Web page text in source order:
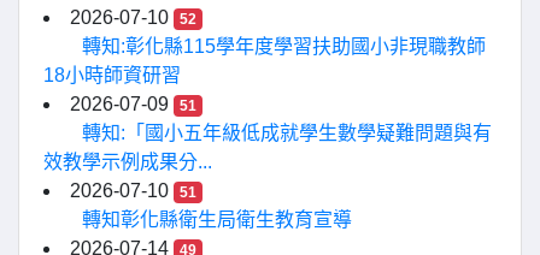
2026-07-10
52
轉知:彰化縣115學年度學習扶助國小非現職教師
18小時師資研習
2026-07-09
51
轉知:「國小五年級低成就學生數學疑難問題與有
效教學示例成果分...
2026-07-10
51
轉知彰化縣衛生局衛生教育宣導
2026-07-14
49